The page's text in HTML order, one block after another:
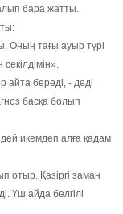
бара жатты.
Оның тағы ауыр түрі
айта береді, - деді
басқа болып
икемдеп алға қадам
отыр. Қазіргі заман
Үш айда белгілі